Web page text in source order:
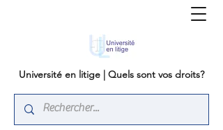
Université en litige | Quels sont vos droits?